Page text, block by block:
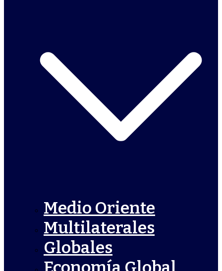
Medio Oriente
Multilaterales
Globales